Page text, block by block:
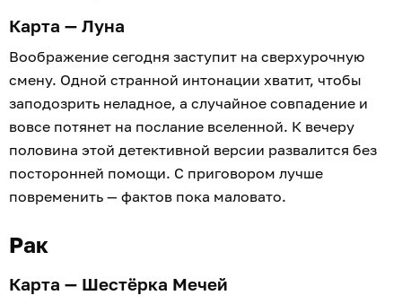
Карта — Луна
Воображение сегодня заступит на сверхурочную
смену. Одной странной интонации хватит, чтобы
заподозрить неладное, а случайное совпадение и
вовсе потянет на послание вселенной. К вечеру
половина этой детективной версии развалится без
посторонней помощи. С приговором лучше
повременить — фактов пока маловато.
Рак
Карта — Шестёрка Мечей